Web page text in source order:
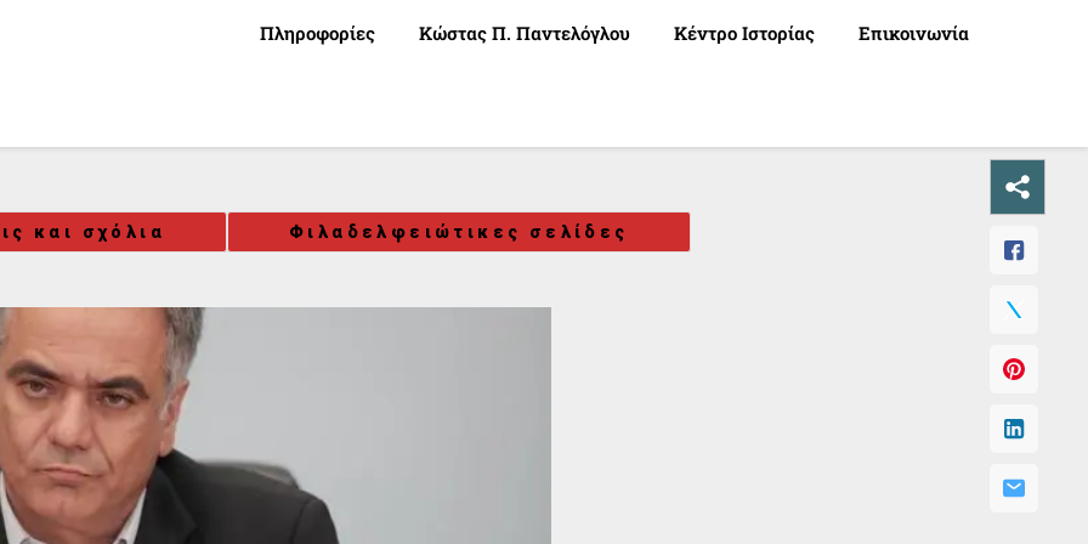
Πληροφορίες Κώστας Π. Παντελόγλου Κέντρο Ιστορίας Επικοινωνία
και σχόλια Φιλαδελφειώτικες σελίδες